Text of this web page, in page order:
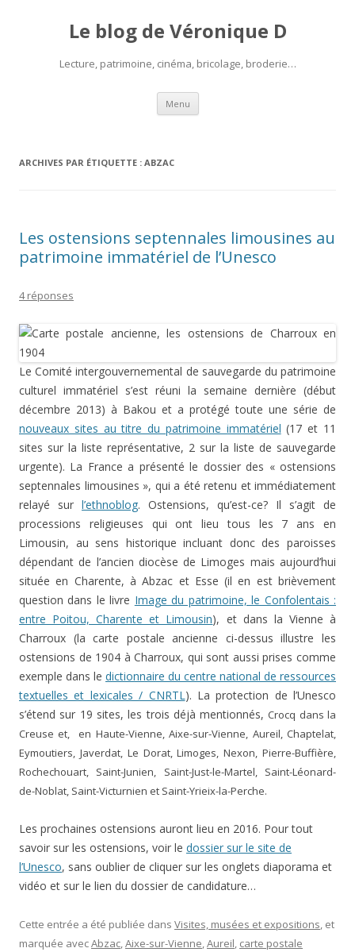
Le blog de Véronique D
Lecture, patrimoine, cinéma, bricolage, broderie…
Menu Aller
contenu
ARCHIVES PAR ÉTIQUETTE : ABZAC
Les ostensions septennales limousines au
patrimoine immatériel de l’Unesco
4 réponses
Le Comité intergouvernemental de sauvegarde du patrimoine
culturel immatériel s’est réuni la semaine dernière (début
décembre 2013) à Bakou et a protégé toute une série de
nouveaux sites au titre du patrimoine immatériel (17 et 11
sites sur la liste représentative, 2 sur la liste de sauvegarde
urgente). La France a présenté le dossier des « ostensions
septennales limousines », qui a été retenu et immédiatement
relayé sur l’ethnoblog. Ostensions, qu’est-ce? Il s’agit de
processions religieuses qui ont lieu tous les 7 ans en
Limousin, au sens historique incluant donc des paroisses
dépendant de l’ancien diocèse de Limoges mais aujourd’hui
située en Charente, à Abzac et Esse (il en est brièvement
question dans le livre Image du patrimoine, le Confolentais :
entre Poitou, Charente et Limousin), et dans la Vienne à
Charroux (la carte postale ancienne ci-dessus illustre les
ostensions de 1904 à Charroux, qui sont aussi prises comme
exemple dans le dictionnaire du centre national de ressources
textuelles et lexicales / CNRTL). La protection de l’Unesco
s’étend sur 19 sites, les trois déjà mentionnés, Crocq dans la
Creuse et, en Haute-Vienne, Aixe-sur-Vienne, Aureil, Chaptelat,
Eymoutiers, Javerdat, Le Dorat, Limoges, Nexon, Pierre-Buffière,
Rochechouart, Saint-Junien, Saint-Just-le-Martel, Saint-Léonard-
de-Noblat, Saint-Victurnien et Saint-Yrieix-la-Perche.
Les prochaines ostensions auront lieu en 2016. Pour tout
savoir sur les ostensions, voir le dossier sur le site de
l’Unesco, sans oublier de cliquer sur les onglets diaporama et
vidéo et sur le lien du dossier de candidature…
Cette entrée a été publiée dans Visites, musées et expositions, et
marquée avecAbzac,Aixe-sur-Vienne,Aureil, carte postale